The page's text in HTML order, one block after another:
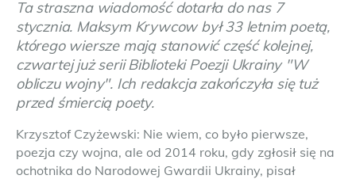
Ta straszna wiadomość dotarła do nas 7
stycznia. Maksym Krywcow był 33 letnim poetą,
którego wiersze mają stanowić część kolejnej,
czwartej już serii Biblioteki Poezji Ukrainy "W
obliczu wojny". Ich redakcja zakończyła się tuż
przed śmiercią poety.
Krzysztof Czyżewski: Nie wiem, co było pierwsze,
poezja czy wojna, ale od 2014 roku, gdy zgłosił się na
ochotnika do Narodowej Gwardii Ukrainy, pisał